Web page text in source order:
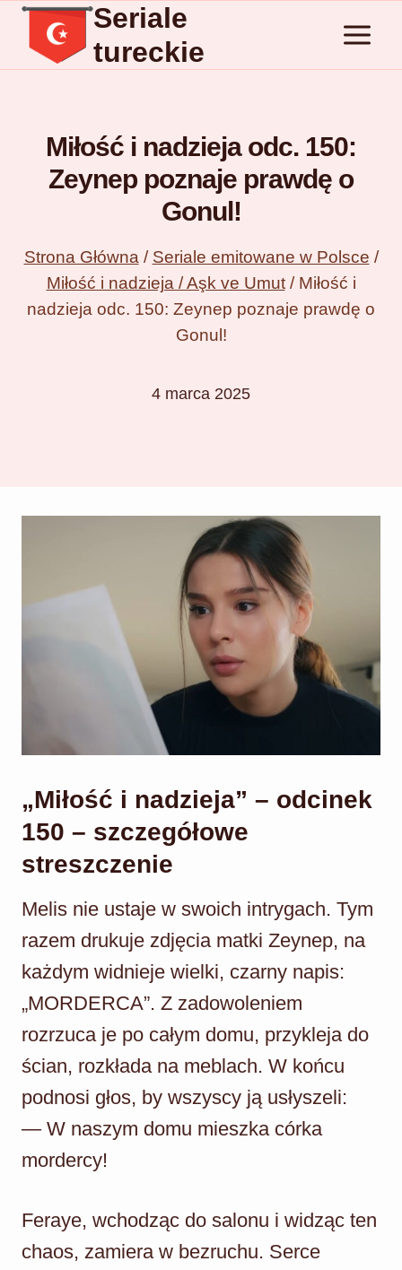
Przejdź
treści
Seriale
tureckie
Miłość i nadzieja odc. 150:
Zeynep poznaje prawdę o
Gonul!
Strona Główna / Seriale emitowane w Polsce /
Miłość i nadzieja / Aşk ve Umut / Miłość i
nadzieja odc. 150: Zeynep poznaje prawdę o
Gonul!
4 marca 2025
„Miłość i nadzieja” – odcinek
150 – szczegółowe
streszczenie
Melis nie ustaje w swoich intrygach. Tym
razem drukuje zdjęcia matki Zeynep, na
każdym widnieje wielki, czarny napis:
„MORDERCA”. Z zadowoleniem
rozrzuca je po całym domu, przykleja do
ścian, rozkłada na meblach. W końcu
podnosi głos, by wszyscy ją usłyszeli:
— W naszym domu mieszka córka
mordercy!
Feraye, wchodząc do salonu i widząc ten
chaos, zamiera w bezruchu. Serce